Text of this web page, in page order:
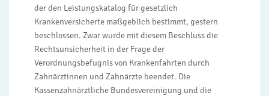
der den Leistungskatalog für gesetzlich
Krankenversicherte maßgeblich bestimmt, gestern
beschlossen. Zwar wurde mit diesem Beschluss die
Rechtsunsicherheit in der Frage der
Verordnungsbefugnis von Krankenfahrten durch
Zahnärztinnen und Zahnärzte beendet. Die
Kassenzahnärztliche Bundesvereinigung und die